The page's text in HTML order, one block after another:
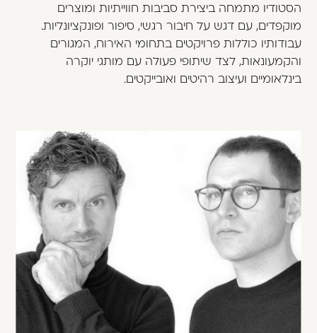
הסטודיו מתמחה ביצירת סביבות חווייתיות ומוצרים
מוקפדים, עם דגש על חיבור רגשי, סיפור ופונקציונליות.
עבודותיו כוללות פרויקטים בתחומי האירוח, המגורים
והקמעונאות, לצד שיתופי פעולה עם מותגי יוקרה
בינלאומיים ועיצוב רהיטים ואובייקטים.